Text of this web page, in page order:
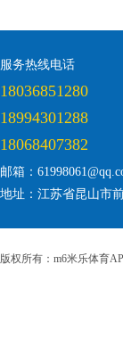
服务热线电话
18036851280
18994301288
18068407382
邮箱：
地址：江苏省昆山市
版权所有：m6米乐体育